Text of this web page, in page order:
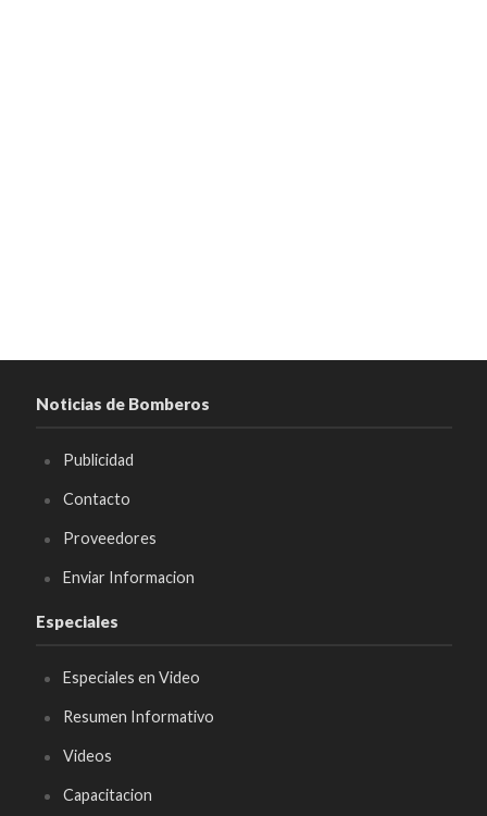
Noticias de Bomberos
Publicidad
Contacto
Proveedores
Enviar Informacion
Especiales
Especiales en Video
Resumen Informativo
Videos
Capacitacion